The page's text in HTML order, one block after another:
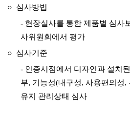
○ 심사방법
- 현장실사를 통한 제품별 심사
사위원회에서 평가
○ 심사기준
- 인증시점에서 디자인과 설치
부, 기능성(내구성, 사용편의성,
유지 관리상태 심사